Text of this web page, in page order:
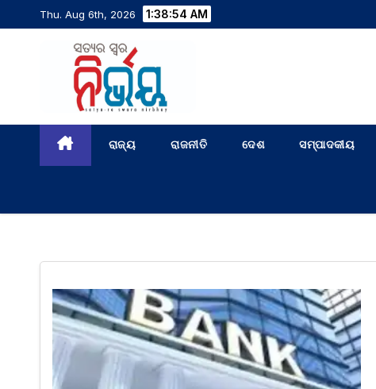
Thu. Aug 6th, 2026 1:38:54 AM
ରାଜ୍ୟ ରାଜନୀତି ଦେଶ ସମ୍ପାଦକୀୟ